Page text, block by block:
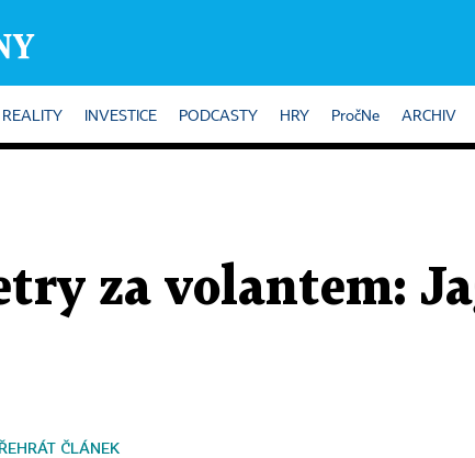
REALITY INVESTICE PODCASTY HRY PročNe ARCHIV
za volantem:
ČLÁNEK